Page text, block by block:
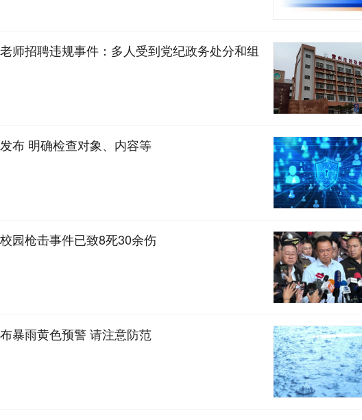
师招聘违规事件：多人受到党纪政务处分和组
布 明确检查对象、内容等
园枪击事件已致8死30余伤
暴雨黄色预警 请注意防范